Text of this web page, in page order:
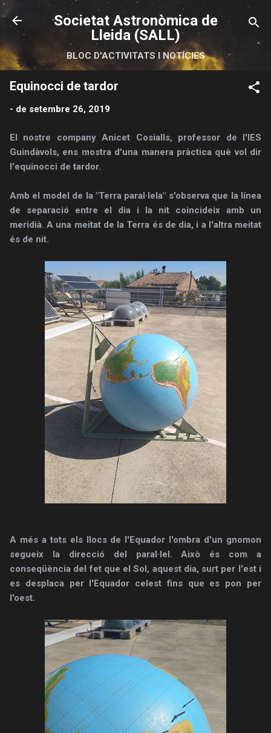
Salta al contingut principal
Societat Astronòmica de
Lleida (SALL)
BLOC D'ACTIVITATS I NOTÍCIES
Equinocci de tardor
- de setembre 26, 2019
El nostre company Anicet Cosialls, professor de l'IES
Guindàvols, ens mostra d'una manera pràctica què vol dir
l'equinocci de tardor.
Amb el model de la "Terra paral·lela" s'observa que la línea
de separació entre el dia i la nit coincideix amb un
meridià. A una meitat de la Terra és de dia, i a l'altra meitat
és de nit.
A més a tots els llocs de l'Equador l'ombra d'un gnomon
segueix la direcció del paral·lel. Això és com a
conseqüència del fet que el Sol, aquest dia, surt per l'est i
es desplaca per l'Equador celest fins que es pon per
l'oest.